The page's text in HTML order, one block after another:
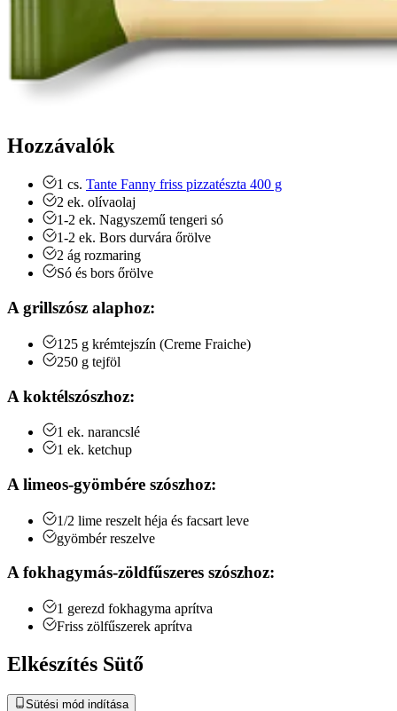
Hozzávalók
1 cs. Tante Fanny friss pizzatészta 400 g
2 ek. olívaolaj
1-2 ek. Nagyszemű tengeri só
1-2 ek. Bors durvára őrölve
2 ág rozmaring
Só és bors őrölve
A grillszósz alaphoz:
125 g krémtejszín (Creme Fraiche)
250 g tejföl
A koktélszószhoz:
1 ek. narancslé
1 ek. ketchup
A limeos-gyömbére szószhoz:
1/2 lime reszelt héja és facsart leve
gyömbér reszelve
A fokhagymás-zöldfűszeres szószhoz:
1 gerezd fokhagyma aprítva
Friss zölfűszerek aprítva
Elkészítés Sütő
Sütési mód indítása